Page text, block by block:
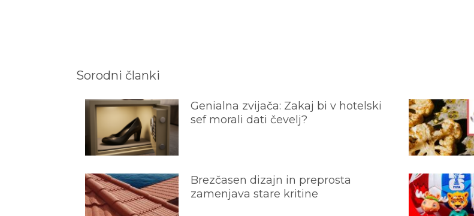
Sorodni članki
Genialna zvijača: Zakaj bi v hotelski
sef morali dati čevelj?
Brezčasen dizajn in preprosta
zamenjava stare kritine